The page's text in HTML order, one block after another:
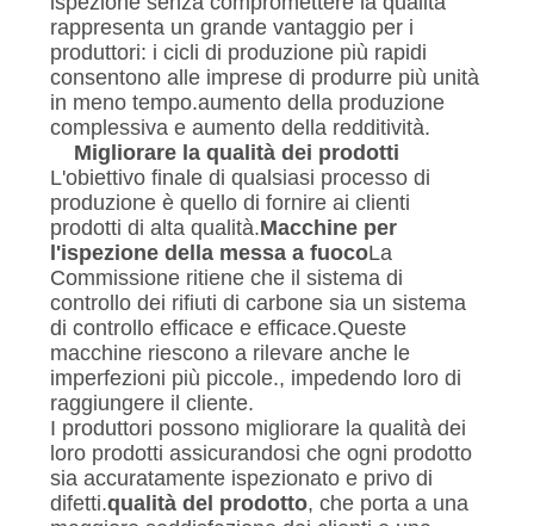
rappresenta un grande vantaggio per i
produttori: i cicli di produzione più rapidi
consentono alle imprese di produrre più unità
in meno tempo.aumento della produzione
complessiva e aumento della redditività.
Migliorare la qualità dei prodotti
L'obiettivo finale di qualsiasi processo di
produzione è quello di fornire ai clienti
prodotti di alta qualità.Macchine per
l'ispezione della messa a fuocoLa
Commissione ritiene che il sistema di
controllo dei rifiuti di carbone sia un sistema
di controllo efficace e efficace.Queste
macchine riescono a rilevare anche le
imperfezioni più piccole., impedendo loro di
raggiungere il cliente.
I produttori possono migliorare la qualità dei
loro prodotti assicurandosi che ogni prodotto
sia accuratamente ispezionato e privo di
difetti.qualità del prodotto, che porta a una